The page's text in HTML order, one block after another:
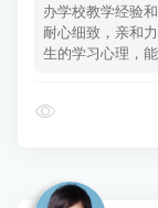
办学校教学经验
耐心细致，亲和
生的学习心理，